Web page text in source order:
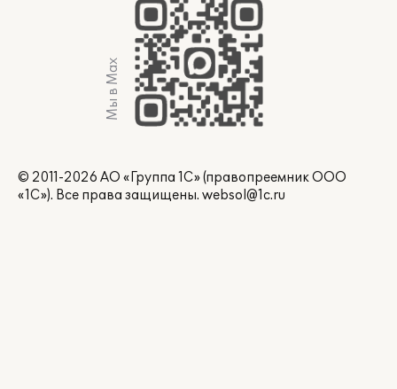
Мы в Max
© 2011-2026 АО «Группа 1С» (правопреемник ООО
«1С»). Все права защищены. websol@1c.ru